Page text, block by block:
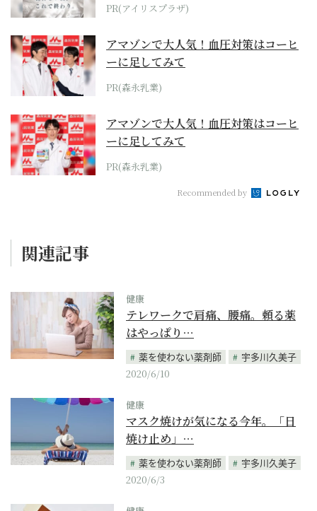
PR(アイリスプラザ)
アマゾンで大人気！血圧対策はコーヒ
ーに足してみて
PR(森永乳業)
アマゾンで大人気！血圧対策はコーヒ
ーに足してみて
PR(森永乳業)
Recommended by
関連記事
健康
テレワークで肩痛、腰痛。頼る薬
はやっぱり…
薬を使わない薬剤師
宇多川久美子
2020/6/10
健康
マスク焼けが気になる今年。「日
焼け止め」…
薬を使わない薬剤師
宇多川久美子
2020/6/3